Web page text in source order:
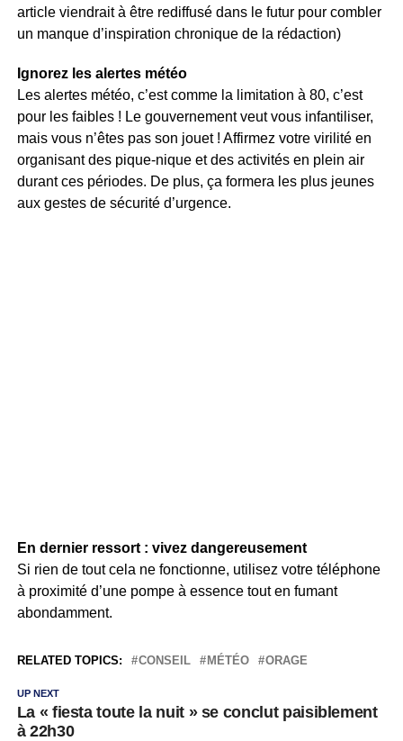
article viendrait à être rediffusé dans le futur pour combler
un manque d’inspiration chronique de la rédaction)
Ignorez les alertes météo
Les alertes météo, c’est comme la limitation à 80, c’est
pour les faibles ! Le gouvernement veut vous infantiliser,
mais vous n’êtes pas son jouet ! Affirmez votre virilité en
organisant des pique-nique et des activités en plein air
durant ces périodes. De plus, ça formera les plus jeunes
aux gestes de sécurité d’urgence.
En dernier ressort : vivez dangereusement
Si rien de tout cela ne fonctionne, utilisez votre téléphone
à proximité d’une pompe à essence tout en fumant
abondamment.
RELATED TOPICS: CONSEIL MÉTÉO ORAGE
UP NEXT
La « fiesta toute la nuit » se conclut paisiblement
à 22h30